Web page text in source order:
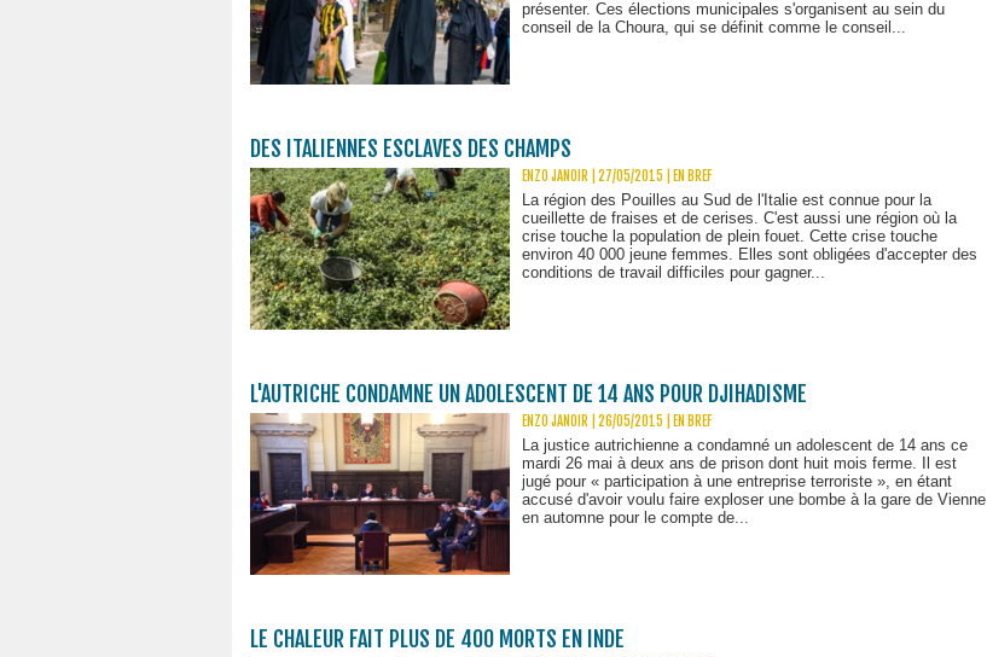
présenter. Ces élections municipales s'organisent au sein du
conseil de la Choura, qui se définit comme le conseil...
DES ITALIENNES ESCLAVES DES CHAMPS
ENZO JANOIR | 27/05/2015 EN BREF
La région des Pouilles au Sud de l'Italie est connue pour la
cueillette de fraises et de cerises. C'est aussi une région où la
crise touche la population de plein fouet. Cette crise touche
environ 40 000 jeune femmes. Elles sont obligées d'accepter des
conditions de travail difficiles pour gagner...
L'AUTRICHE CONDAMNE UN ADOLESCENT DE 14 ANS POUR DJIHADISME
ENZO JANOIR | 26/05/2015 EN BREF
La justice autrichienne a condamné un adolescent de 14 ans ce
mardi 26 mai à deux ans de prison dont huit mois ferme. Il est
jugé pour « participation à une entreprise terroriste », en étant
accusé d'avoir voulu faire exploser une bombe à la gare de Vienne
en automne pour le compte de...
LE CHALEUR FAIT PLUS DE 400 MORTS EN INDE